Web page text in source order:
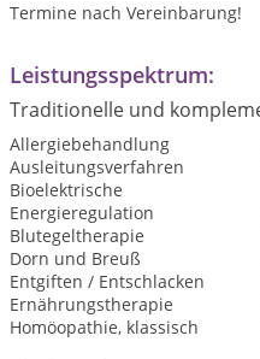
Termine nach Vereinbarung!
Leistungsspektrum:
Traditionelle und
Allergiebehandlung
Ausleitungsverfahren
Bioelektrische
Energieregulation
Blutegeltherapie
Dorn und Breuß
Entgiften / Entschlacken
Ernährungstherapie
Homöopathie, klassisch